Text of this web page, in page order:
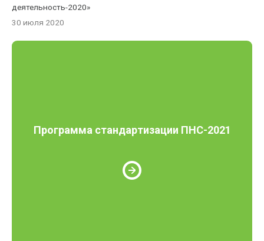
деятельность-2020»
30 июля 2020
Программа стандартизации ПНС-2021